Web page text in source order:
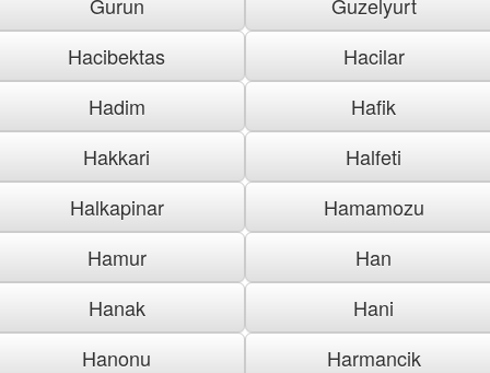
Hacibektas
Hacilar
Hadim
Hafik
Hakkari
Halfeti
Halkapinar
Hamamozu
Hamur
Han
Hanak
Hani
Hanonu
Harmancik